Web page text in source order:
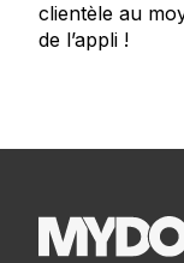
clientèle au
de l’appli !